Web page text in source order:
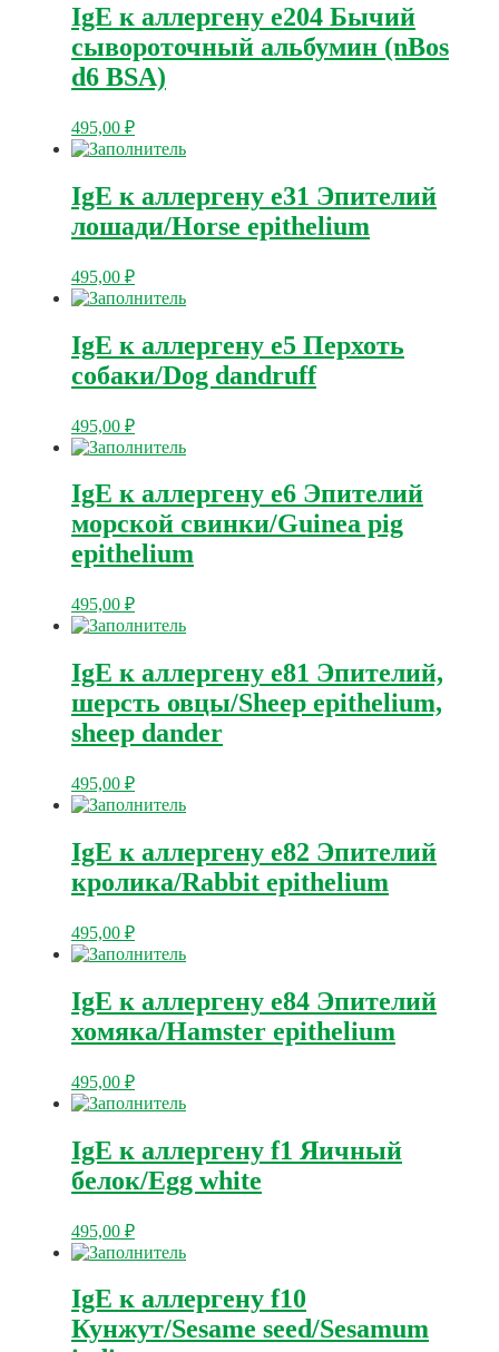
IgE к аллергену e204 Бычий
сывороточный альбумин (nBos
d6 BSA)
495,00 ₽
IgE к аллергену e31 Эпителий
лошади/Horse epithelium
495,00 ₽
IgE к аллергену e5 Перхоть
собаки/Dog dandruff
495,00 ₽
IgE к аллергену e6 Эпителий
морской свинки/Guinea pig
epithelium
495,00 ₽
IgE к аллергену e81 Эпителий,
шерсть овцы/Sheep epithelium,
sheep dander
495,00 ₽
IgE к аллергену e82 Эпителий
кролика/Rabbit epithelium
495,00 ₽
IgE к аллергену e84 Эпителий
хомяка/Hamster epithelium
495,00 ₽
IgE к аллергену f1 Яичный
белок/Egg white
495,00 ₽
IgE к аллергену f10
Кунжут/Sesame seed/Sesamum